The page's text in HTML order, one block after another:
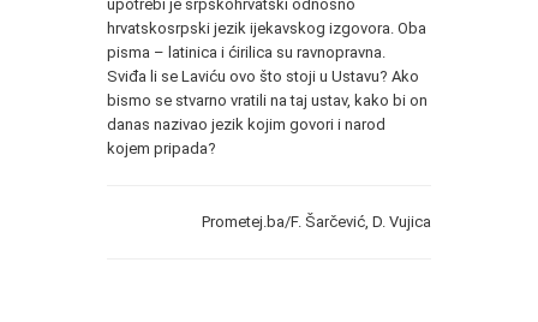
upotrebi je srpskohrvatski odnosno
hrvatskosrpski jezik ijekavskog izgovora. Oba
pisma – latinica i ćirilica su ravnopravna.
Sviđa li se Laviću ovo što stoji u Ustavu? Ako
bismo se stvarno vratili na taj ustav, kako bi on
danas nazivao jezik kojim govori i narod
kojem pripada?
Prometej.ba/F. Šarčević, D. Vujica